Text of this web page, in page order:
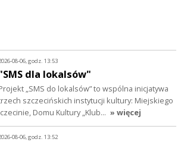
08-06, godz. 13:53
dla lokalsów"
„SMS do lokalsów” to wspólna inicjatywa
szczecińskich instytucji kultury: Miejskiego
Domu Kultury „Klub… » więcej
08-06, godz. 13:52